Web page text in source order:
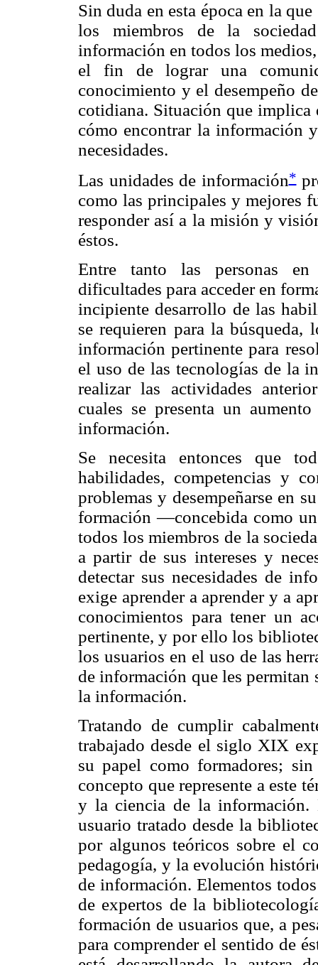
Sin duda en esta época en la
los miembros de la
información en todos los
el fin de lograr una
conocimiento y el desempeño
cotidiana. Situación que implica
cómo encontrar la información
necesidades.
Las unidades de información*
como las principales y mejores
responder así a la misión y
éstos.
Entre tanto las personas en
dificultades para acceder en
incipiente desarrollo de las
se requieren para la
información pertinente para
el uso de las tecnologías de la
realizar las actividades
cuales se presenta un
información.
Se necesita entonces que
habilidades, competencias y
problemas y desempeñarse en
formación —concebida como
todos los miembros de la
a partir de sus intereses y
detectar sus necesidades de
exige aprender a aprender y a
conocimientos para tener un
pertinente, y por ello los
los usuarios en el uso de las
de información que les permitan
la información.
Tratando de cumplir
trabajado desde el siglo XIX
su papel como formadores;
concepto que represente a este
y la ciencia de la información.
usuario tratado desde la
por algunos teóricos sobre el
pedagogía, y la evolución
de información. Elementos
de expertos de la
formación de usuarios que, a
para comprender el sentido de